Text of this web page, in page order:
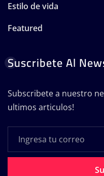
Estilo de vida
Featured
Suscribete Al
Subscribete a nuestro
ultimos articulos!